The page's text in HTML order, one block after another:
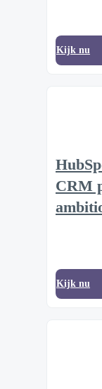
Kijk nu
CRM
Kijk nu